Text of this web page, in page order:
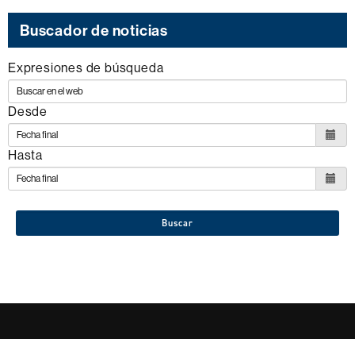
Buscador de noticias
Expresiones de búsqueda
Desde
Hasta
Buscar